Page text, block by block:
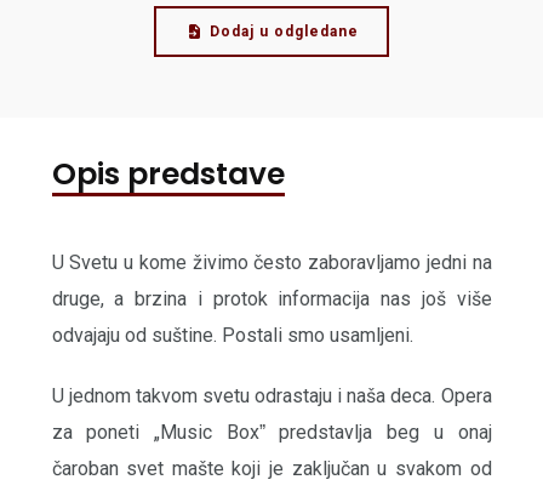
Dodaj u odgledane
Opis predstave
U Svetu u kome živimo često zaboravljamo jedni na
druge, a brzina i protok informacija nas još više
odvajaju od suštine. Postali smo usamljeni.
U jednom takvom svetu odrastaju i naša deca. Opera
za poneti „Music Boxˮ predstavlja beg u onaj
čaroban svet mašte koji je zaključan u svakom od